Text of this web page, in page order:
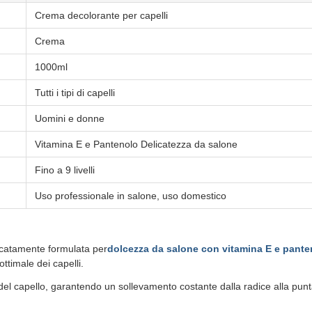
Crema decolorante per capelli
Crema
1000ml
Tutti i tipi di capelli
Uomini e donne
Vitamina E e Pantenolo Delicatezza da salone
Fino a 9 livelli
Uso professionale in salone, uso domestico
formulata perdolcezza da salone con vitamina E e
dei capelli.
capello, garantendo un sollevamento costante dalla radice alla